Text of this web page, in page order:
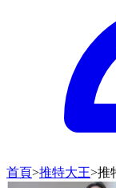
首頁>推特大王>推